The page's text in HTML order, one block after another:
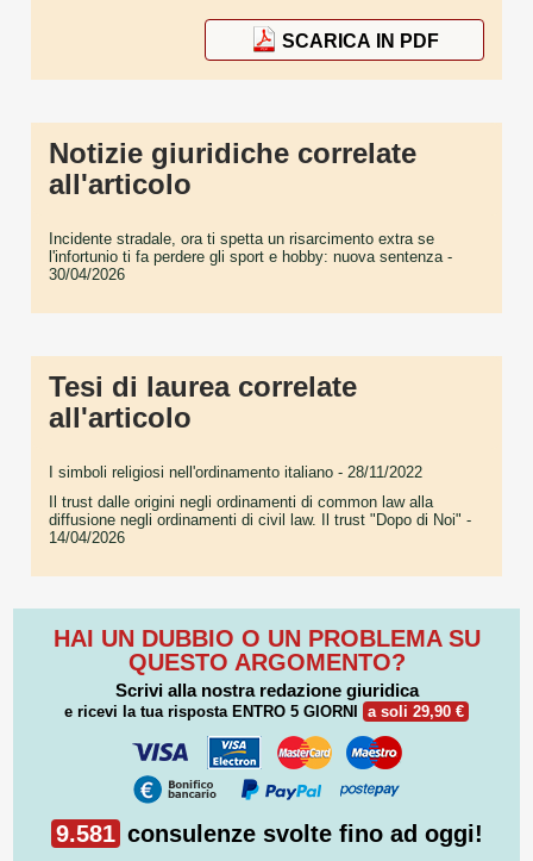
SCARICA IN PDF
Notizie giuridiche correlate
all'articolo
Incidente stradale, ora ti spetta un risarcimento extra se
l'infortunio ti fa perdere gli sport e hobby: nuova sentenza -
30/04/2026
Tesi di laurea correlate
all'articolo
I simboli religiosi nell'ordinamento italiano - 28/11/2022
Il trust dalle origini negli ordinamenti di common law alla
diffusione negli ordinamenti di civil law. Il trust "Dopo di Noi" -
14/04/2026
HAI UN DUBBIO O UN PROBLEMA SU
QUESTO ARGOMENTO?
Scrivi alla nostra redazione giuridica
e ricevi la tua risposta ENTRO 5 GIORNI a soli 29,90 €
9.581 consulenze svolte fino ad oggi!